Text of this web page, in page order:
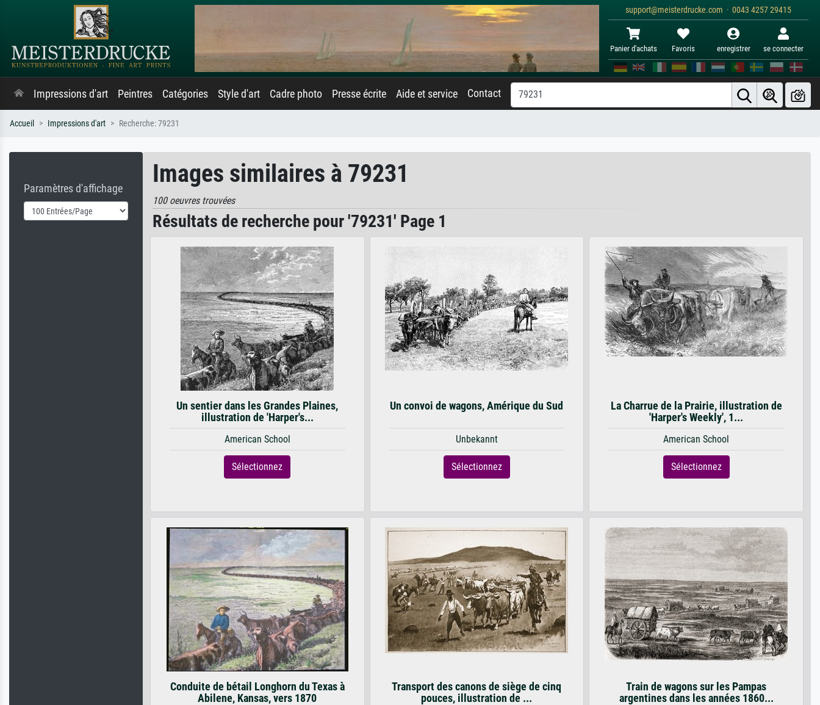
support@meisterdrucke.com · 0043 4257 29415
Panier d'achats Favoris enregistrer se connecter
Impressions d'art Peintres Catégories Style d'art Cadre photo Presse écrite Aide et service Contact
Accueil Impressions d'art Recherche: 79231
Paramètres d'affichage
Images similaires à 79231
100 oeuvres trouvées
Résultats de recherche pour '79231' Page 1
Un sentier dans les Grandes Plaines,
illustration de 'Harper's...
American School
Sélectionnez
Un convoi de wagons, Amérique du Sud
Unbekannt
Sélectionnez
La Charrue de la Prairie, illustration de
'Harper's Weekly', 1...
American School
Sélectionnez
Conduite de bétail Longhorn du Texas à
Abilene, Kansas, vers 1870
Transport des canons de siège de cinq
pouces, illustration de ...
Train de wagons sur les Pampas
argentines dans les années 1860...